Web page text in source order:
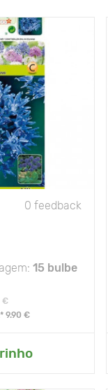
0 feedback
15 bulbe
€
9.90 €
charmoso e
encantador
25-30 cm
sombra parcial
jardim